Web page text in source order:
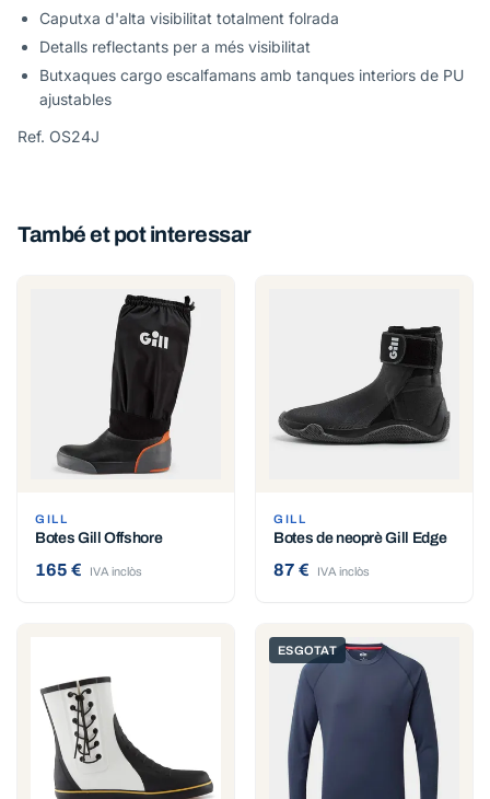
Caputxa d'alta visibilitat totalment folrada
Detalls reflectants per a més visibilitat
Butxaques cargo escalfamans amb tanques interiors de PU
ajustables
Ref. OS24J
També et pot interessar
GILL
Botes Gill Offshore
165 € IVA inclòs
GILL
Botes de neoprè Gill Edge
87 € IVA inclòs
ESGOTAT